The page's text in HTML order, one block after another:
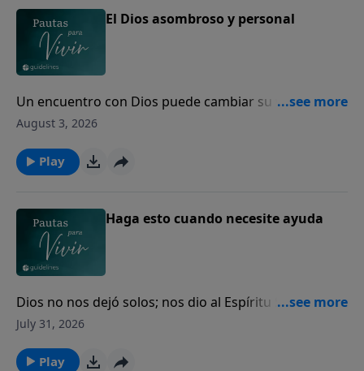
El Dios asombroso y personal
Un encuentro con Dios puede cambiar su vida para
siempre.
August 3, 2026
Play
Haga esto cuando necesite ayuda
Dios no nos dejó solos; nos dio al Espíritu Santo para
guiarnos, fortalecernos y acompañarnos cada día.
July 31, 2026
Play